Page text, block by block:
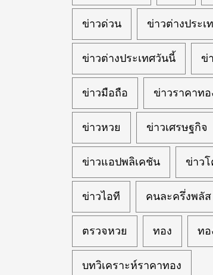
ข่าวด่วน ข่าวต่างประเ
ข่าวต่างประเทศวันนี้ ข่
ข่าวมือถือ ข่าวราคาทอ
ข่าวหวย ข่าวเศรษฐกิจ
ข่าวแอปพลิเคชัน ข่าว
ข่าวไอที คนละครึ่งพลัส
ตรวจหวย ทอง ทอ
บทวิเคราะห์ราคาทอง